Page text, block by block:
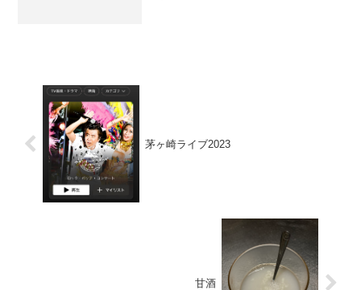
茅ヶ崎ライブ2023
甘酒